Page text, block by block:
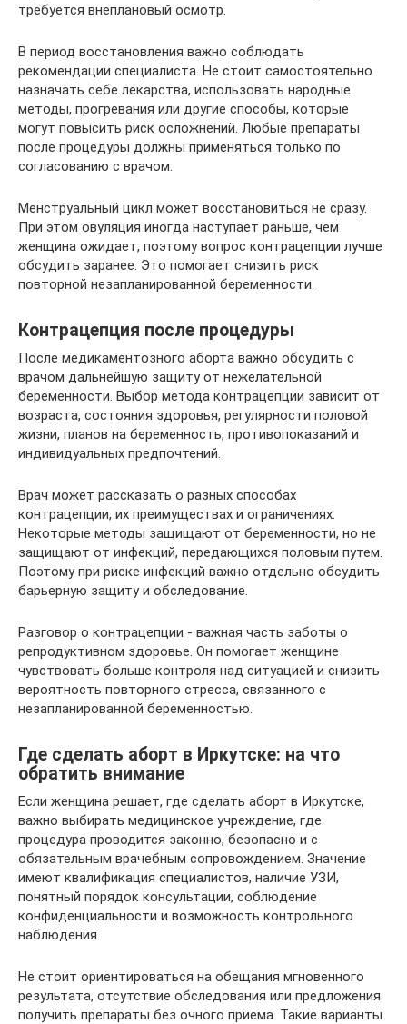
требуется внеплановый осмотр.
В период восстановления важно соблюдать
рекомендации специалиста. Не стоит самостоятельно
назначать себе лекарства, использовать народные
методы, прогревания или другие способы, которые
могут повысить риск осложнений. Любые препараты
после процедуры должны применяться только по
согласованию с врачом.
Менструальный цикл может восстановиться не сразу.
При этом овуляция иногда наступает раньше, чем
женщина ожидает, поэтому вопрос контрацепции лучше
обсудить заранее. Это помогает снизить риск
повторной незапланированной беременности.
Контрацепция после процедуры
После медикаментозного аборта важно обсудить с
врачом дальнейшую защиту от нежелательной
беременности. Выбор метода контрацепции зависит от
возраста, состояния здоровья, регулярности половой
жизни, планов на беременность, противопоказаний и
индивидуальных предпочтений.
Врач может рассказать о разных способах
контрацепции, их преимуществах и ограничениях.
Некоторые методы защищают от беременности, но не
защищают от инфекций, передающихся половым путем.
Поэтому при риске инфекций важно отдельно обсудить
барьерную защиту и обследование.
Разговор о контрацепции - важная часть заботы о
репродуктивном здоровье. Он помогает женщине
чувствовать больше контроля над ситуацией и снизить
вероятность повторного стресса, связанного с
незапланированной беременностью.
Где сделать аборт в Иркутске: на что
обратить внимание
Если женщина решает, где сделать аборт в Иркутске,
важно выбирать медицинское учреждение, где
процедура проводится законно, безопасно и с
обязательным врачебным сопровождением. Значение
имеют квалификация специалистов, наличие УЗИ,
понятный порядок консультации, соблюдение
конфиденциальности и возможность контрольного
наблюдения.
Не стоит ориентироваться на обещания мгновенного
результата, отсутствие обследования или предложения
получить препараты без очного приема. Такие варианты